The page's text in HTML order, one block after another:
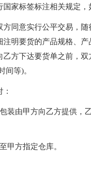
家标签标注相关规定，
方同意实行公平交易，
明要货的产品规格、
方下达要货单之前，
间等)。
装由甲方向乙方提供，
甲方指定仓库。